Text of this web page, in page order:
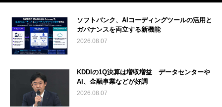
ソフトバンク、AIコーディングツールの活用と
ガバナンスを両立する新機能
2026.08.07
KDDIの1Q決算は増収増益 データセンターや
AI、金融事業などが好調
2026.08.07